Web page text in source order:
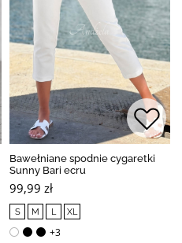
Bawełniane spodnie cygaretki
Sunny Bari ecru
99,99 zł
S M L XL
+3